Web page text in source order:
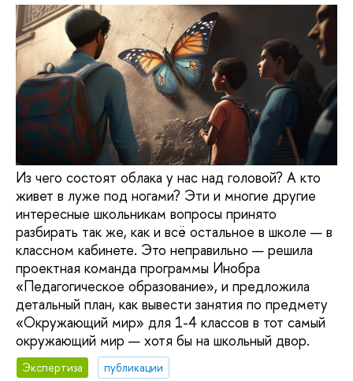
Из чего состоят облака у нас над головой? А кто
живет в луже под ногами? Эти и многие другие
интересные школьникам вопросы принято
разбирать так же, как и всё остальное в школе — в
классном кабинете. Это неправильно — решила
проектная команда программы Инобра
«Педагогическое образование», и предложила
детальный план, как вывести занятия по предмету
«Окружающий мир» для 1-4 классов в тот самый
окружающий мир — хотя бы на школьный двор.
Экспертиза
публикации